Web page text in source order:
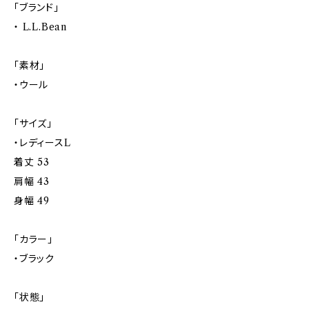
「ブランド」
・ L.L.Bean
「素材」
・ウール
「サイズ」
・レディースL
着丈 53
肩幅 43
身幅 49
「カラー」
・ブラック
「状態」